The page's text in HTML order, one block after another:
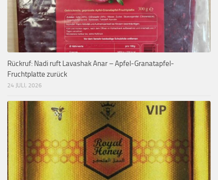
Rückruf: Nadi ruft Lavashak Anar – Apfel-Granatapfel-
Fruchtplatte zurück
24 JULI, 2026